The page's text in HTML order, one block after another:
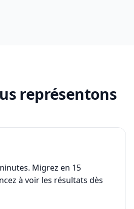
représentons
Migrez en 15
à voir les résultats dès